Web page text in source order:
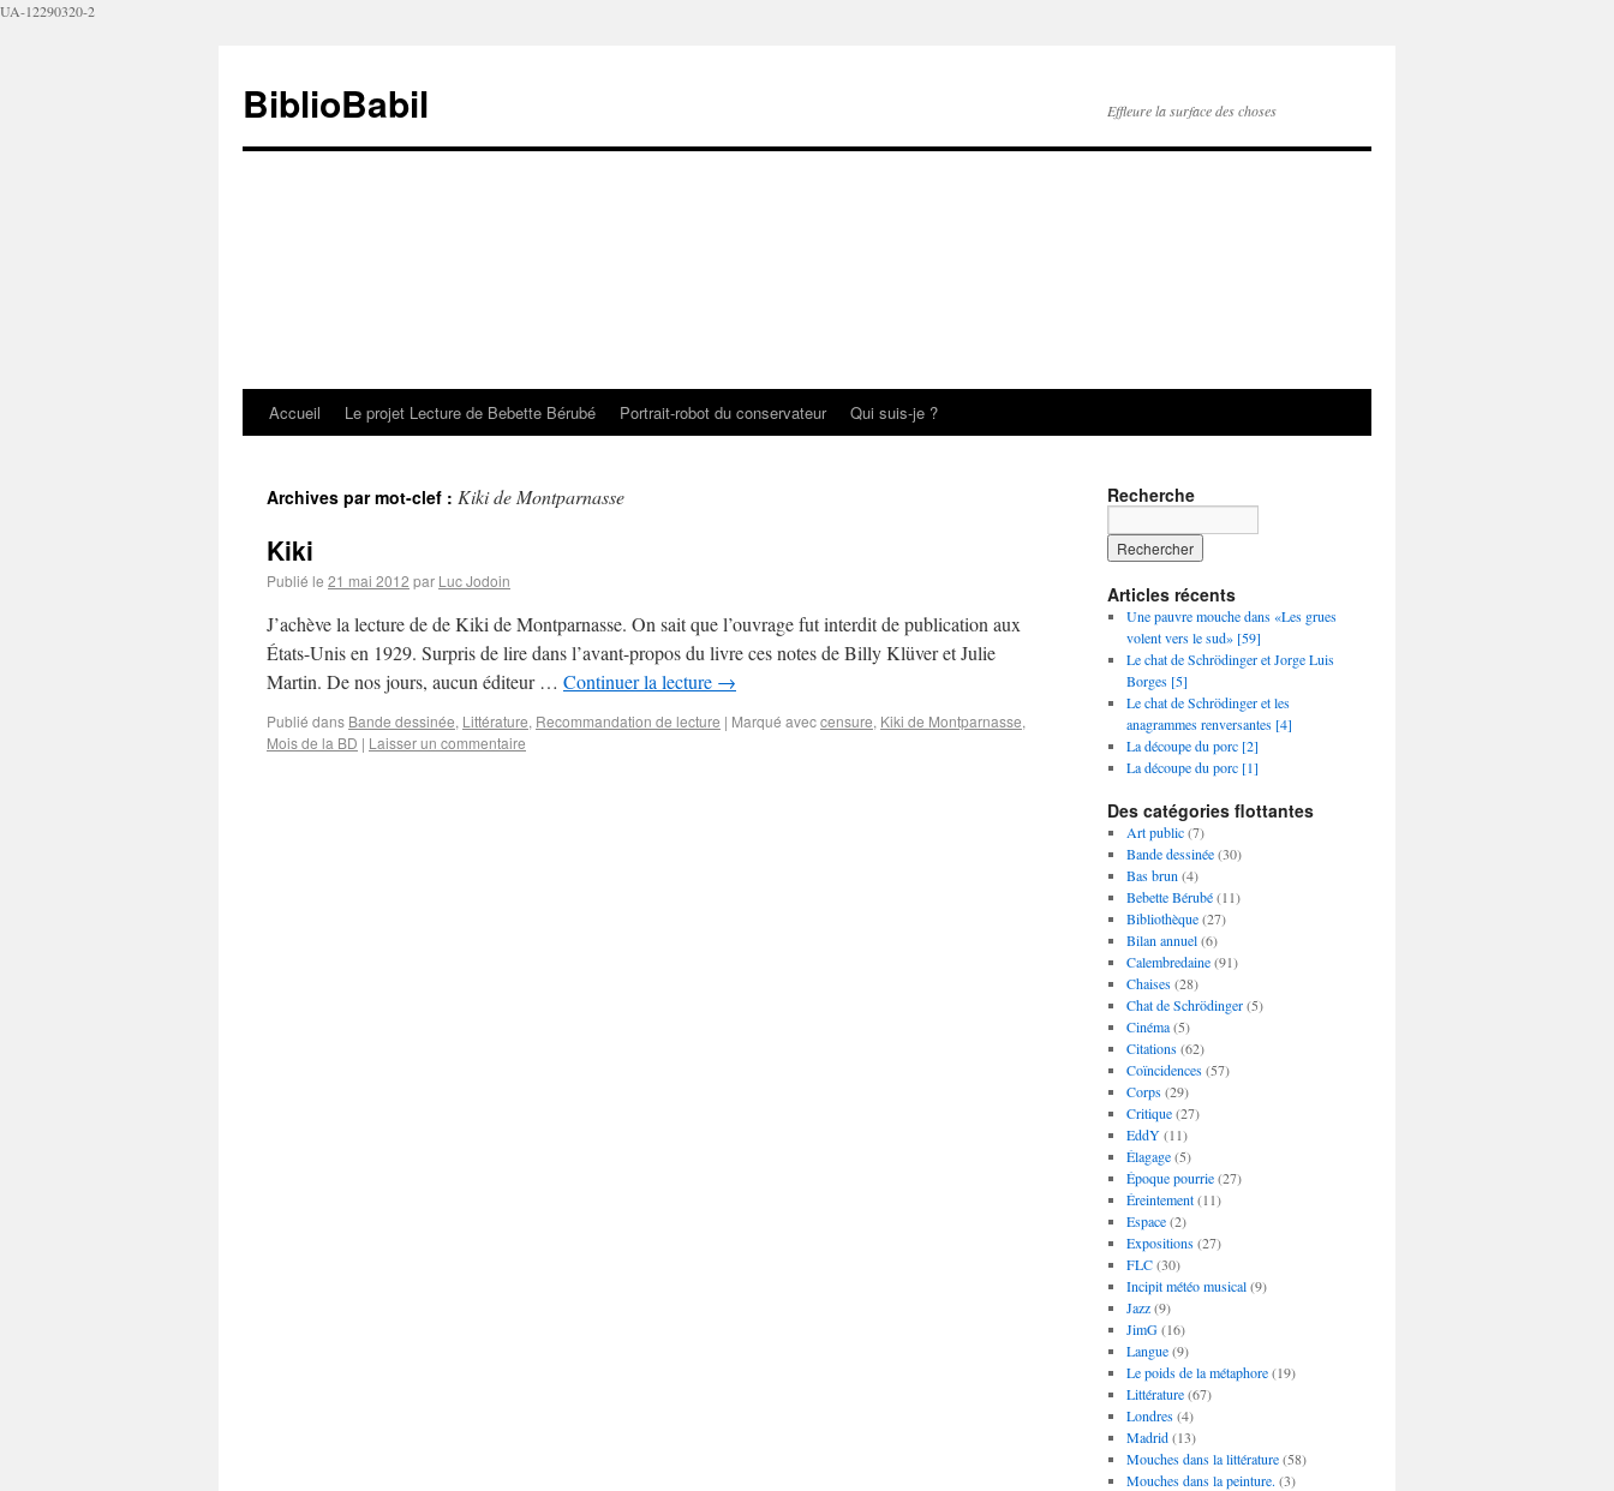
UA-12290320-2
BiblioBabil Effleure la surface des choses
Accueil Le projet Lecture de Bebette Bérubé Portrait-robot du conservateur Qui suis-je ?
Archives par mot-clef : Kiki de Montparnasse
Kiki
Publié le 21 mai 2012 par Luc Jodoin
J’achève la lecture de de Kiki de Montparnasse. On sait que l’ouvrage fut interdit de publication aux
États-Unis en 1929. Surpris de lire dans l’avant-propos du livre ces notes de Billy Klüver et Julie
Martin. De nos jours, aucun éditeur … Continuer la lecture →
Publié dans Bande dessinée, Littérature, Recommandation de lecture | Marqué aveccensure, Kiki de Montparnasse,
Mois de la BD | Laisser un commentaire
Recherche
Articles récents
Une pauvre mouche dans «Les grues
volent vers le sud» [59]
Le chat de Schrödinger et Jorge Luis
Borges [5]
Le chat de Schrödinger et les
anagrammes renversantes [4]
La découpe du porc [2]
La découpe du porc [1]
Des catégories flottantes
Art public(7)
Bande dessinée(30)
Bas brun (4)
Bebette Bérubé(11)
Bibliothèque(27)
Bilan annuel(6)
Calembredaine(91)
Chaises(28)
Chat de Schrödinger(5)
Cinéma(5)
Citations(62)
Coïncidences(57)
Corps(29)
Critique(27)
EddY(11)
Élagage(5)
Époque pourrie(27)
Éreintement(11)
Espace(2)
Expositions(27)
FLC(30)
Incipit météo musical(9)
Jazz(9)
JimG(16)
Langue(9)
Le poids de la métaphore(19)
Littérature(67)
Londres(4)
Madrid(13)
Mouches dans la littérature(58)
Mouches dans la peinture. (3)